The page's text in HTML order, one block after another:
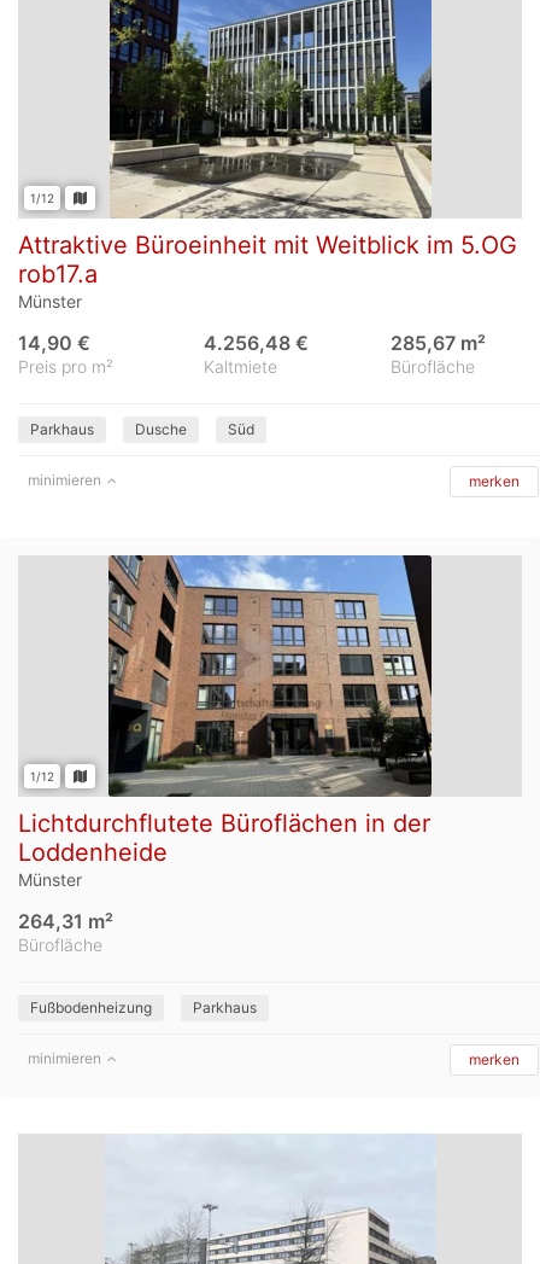
1/12
Attraktive Büroeinheit mit Weitblick im 5.OG
rob17.a
Münster
Preis pro m²
14,90 €
Kaltmiete
4.256,48 €
Bürofläche
285,67 m²
Parkhaus Dusche Süd
minimieren merken
1/12
Lichtdurchflutete Büroflächen in der
Loddenheide
Münster
Bürofläche
264,31 m²
Fußbodenheizung Parkhaus
minimieren merken